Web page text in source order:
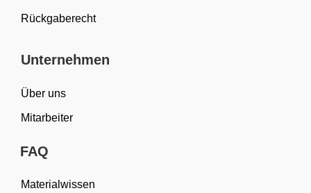
Rückgaberecht
Unternehmen
Über uns
Mitarbeiter
FAQ
Materialwissen